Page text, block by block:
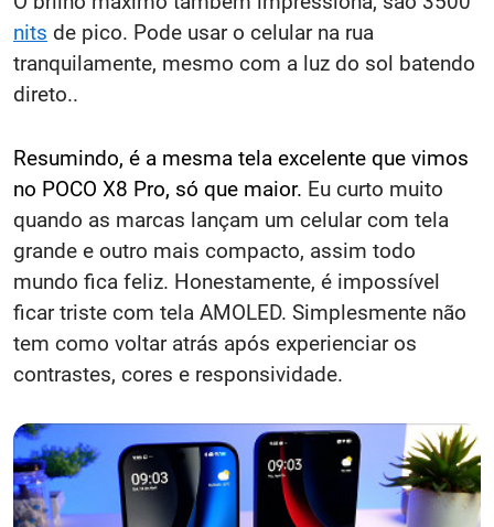
nits de pico. Pode usar o celular na rua
tranquilamente, mesmo com a luz do sol batendo
direto..
Resumindo, é a mesma tela excelente que vimos
no POCO X8 Pro, só que maior. Eu curto muito
quando as marcas lançam um celular com tela
grande e outro mais compacto, assim todo
mundo fica feliz. Honestamente, é impossível
ficar triste com tela AMOLED. Simplesmente não
tem como voltar atrás após experienciar os
contrastes, cores e responsividade.